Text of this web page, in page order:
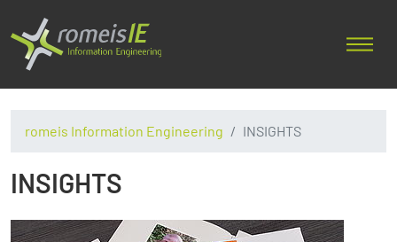
romeis Information Engineering INSIGHTS
INSIGHTS